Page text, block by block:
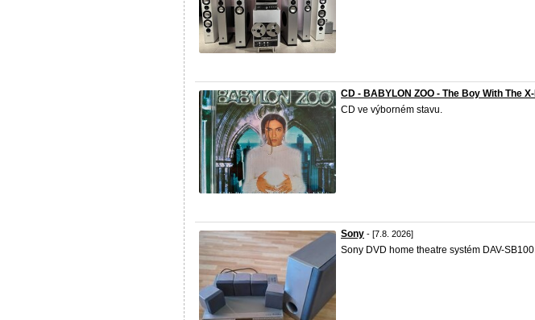
CD - BABYLON ZOO - The Boy With The
CD ve výborném stavu.
Sony - [7.8. 2026]
Sony DVD home theatre systém DAV-